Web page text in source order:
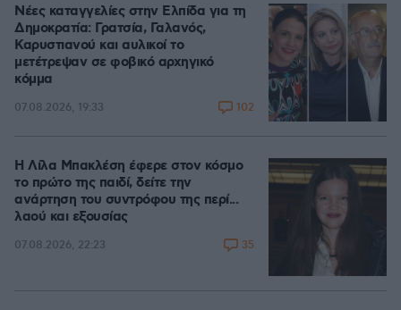
Νέες καταγγελίες στην Ελπίδα για τη
Δημοκρατία: Γρατσία, Γαλανός,
Καρυστιανού και αυλικοί το
μετέτρεψαν σε φοβικό αρχηγικό
κόμμα
07.08.2026, 19:33 102
Η Λίλα Μπακλέση έφερε στον κόσμο
το πρώτο της παιδί, δείτε την
ανάρτηση του συντρόφου της περί...
λαού και εξουσίας
07.08.2026, 22:23 35